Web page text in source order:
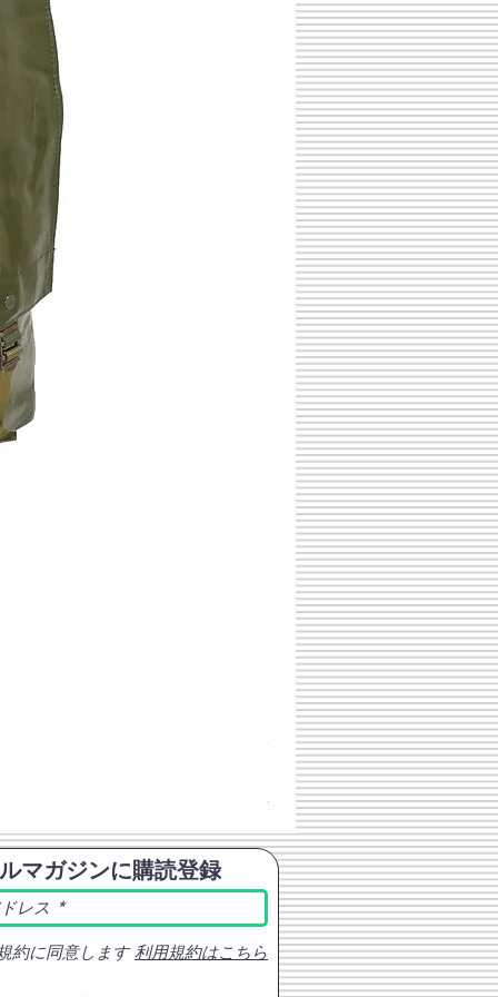
チェコスロバキア軍 連邦共
価格
￥398
消費税込み
マガジンに購読登録
約に同意します 利用規約はこちら